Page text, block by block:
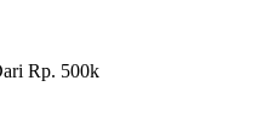
Rp. 500k